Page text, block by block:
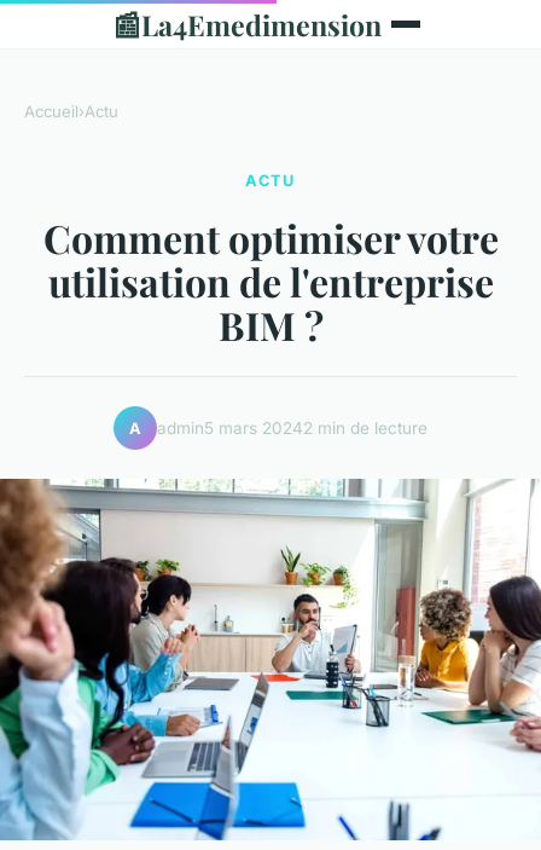
📰La4Emedimension
Accueil›Actu
ACTU
Comment optimiser votre
utilisation de l'entreprise
BIM ?
A admin5 mars 20242 min de lecture